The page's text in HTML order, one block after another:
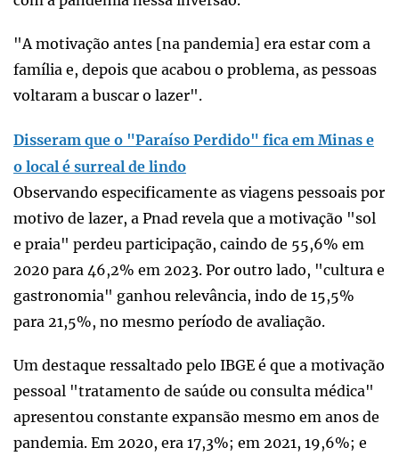
"A motivação antes [na pandemia] era estar com a
família e, depois que acabou o problema, as pessoas
voltaram a buscar o lazer".
Disseram que o "Paraíso Perdido" fica em Minas e
o local é surreal de lindo
Observando especificamente as viagens pessoais por
motivo de lazer, a Pnad revela que a motivação "sol
e praia" perdeu participação, caindo de 55,6% em
2020 para 46,2% em 2023. Por outro lado, "cultura e
gastronomia" ganhou relevância, indo de 15,5%
para 21,5%, no mesmo período de avaliação.
Um destaque ressaltado pelo IBGE é que a motivação
pessoal "tratamento de saúde ou consulta médica"
apresentou constante expansão mesmo em anos de
pandemia. Em 2020, era 17,3%; em 2021, 19,6%; e